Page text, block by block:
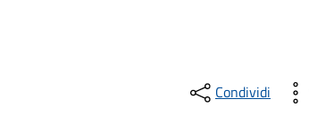
Condividi